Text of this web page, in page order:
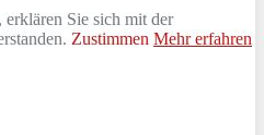
erklären Sie sich mit der
Zustimmen Mehr erfahren